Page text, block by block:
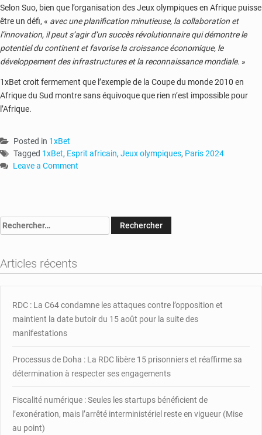
Selon Suo, bien que l’organisation des Jeux olympiques en Afrique puisse
être un défi, « avec une planification minutieuse, la collaboration et
l’innovation, il peut s’agir d’un succès révolutionnaire qui démontre le
potentiel du continent et favorise la croissance économique, le
développement des infrastructures et la reconnaissance mondiale. »
1xBet croit fermement que l’exemple de la Coupe du monde 2010 en
Afrique du Sud montre sans équivoque que rien n’est impossible pour
l’Afrique.
Posted in 1xBet
Tagged 1xBet, Esprit africain, Jeux olympiques, Paris 2024
Leave a Comment
l’esprit
la
victoire,
leçons
Jeux
olympiques
la
voie
développement
Rechercher :
Articles récents
RDC : La C64 condamne les attaques contre l’opposition et
maintient la date butoir du 15 août pour la suite des
manifestations
Processus de Doha : La RDC libère 15 prisonniers et réaffirme sa
détermination à respecter ses engagements
Fiscalité numérique : Seules les startups bénéficient de
l’exonération, mais l’arrêté interministériel reste en vigueur (Mise
au point)